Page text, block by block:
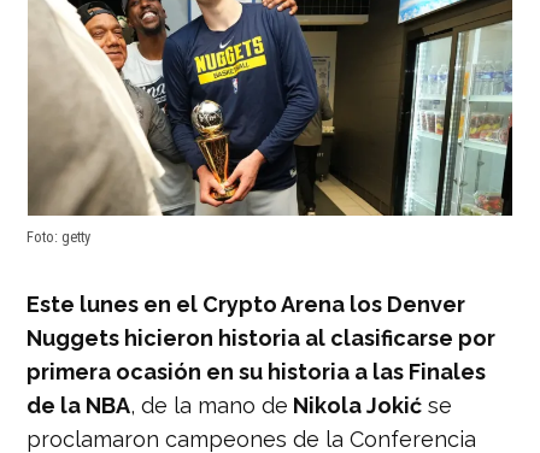
Foto: getty
Este lunes en el Crypto Arena los Denver
Nuggets hicieron historia al clasificarse por
primera ocasión en su historia a las Finales
de la NBA, de la mano de Nikola Jokić se
proclamaron campeones de la Conferencia